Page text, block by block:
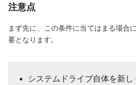
注意点
まず先に、この条件に当てはまる場合
要となります。
システムドライブ自体を新し